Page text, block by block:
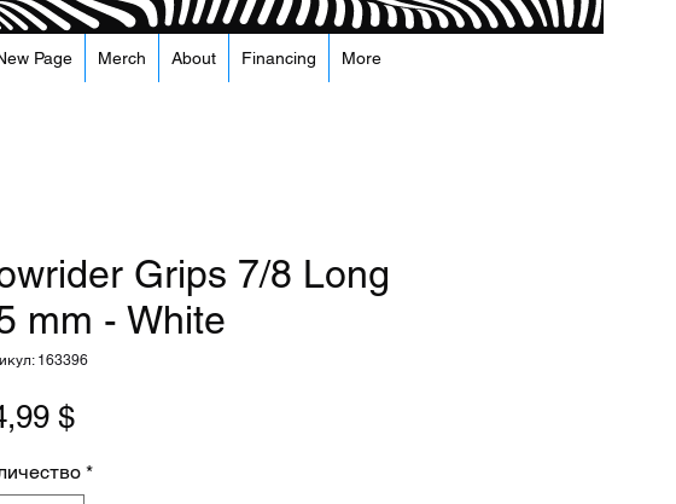
Page Merch About Financing More
Grips 7/8 Long
mm - White
163396
$Цена
*